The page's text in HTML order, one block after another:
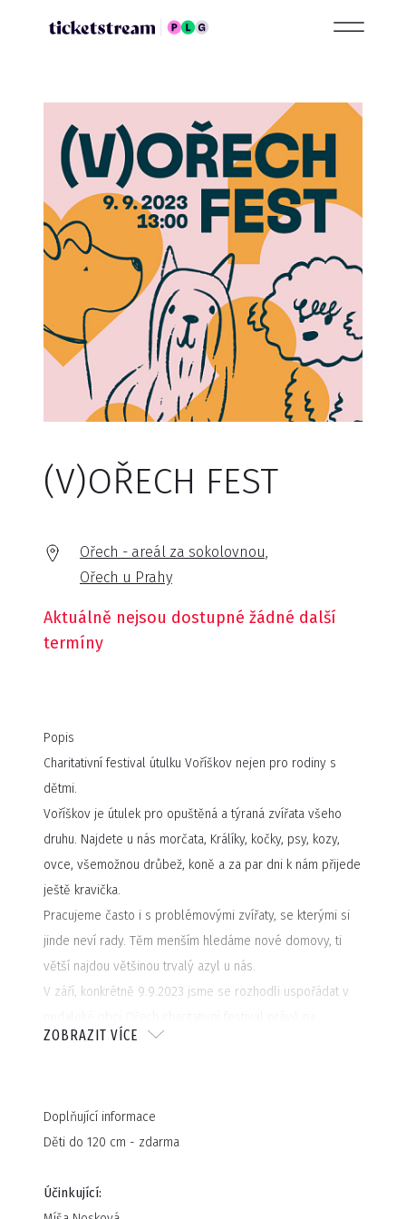
(V)OŘECH FEST
Ořech - areál za sokolovnou,
Ořech u Prahy
Aktuálně nejsou dostupné žádné další
termíny
Popis
Charitativní festival útulku Voříškov nejen pro rodiny s
dětmi.
Voříškov je útulek pro opuštěná a týraná zvířata všeho
druhu. Najdete u nás morčata, Králíky, kočky, psy, kozy,
ovce, všemožnou drůbež, koně a za par dni k nám přijede
ještě kravička.
Pracujeme často i s problémovými zvířaty, se kterými si
jinde neví rady. Těm menším hledáme nové domovy, ti
větší najdou většinou trvalý azyl u nás.
V září, konkrétně 9.9.2023 jsme se rozhodli uspořádat v
podporu našeho útulku, ale také jako příležitost potkat se
K dispozici budou lavice a stoly, ale kdo můžete si s
sebou klidně vezměte deku, polštářek ať si můžete
a bavit se.
ZOBRAZIT VÍCE
Doplňující informace
Děti do 120 cm - zdarma
Účinkující: